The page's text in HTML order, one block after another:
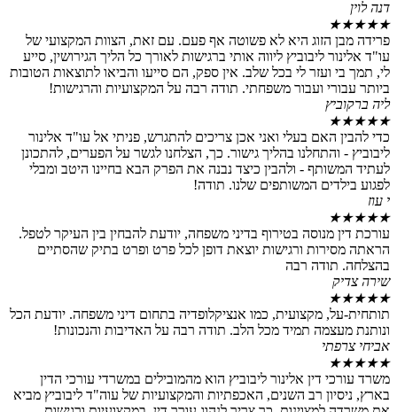
הזוג היא לא פשוטה אף פעם. עם זאת, הצוות המקצועי של
ליבוביץ ליווה אותי ברגישות לאורך כל הליך הגירושין, סייע
ועזר לי בכל שלב. אין ספק, הם סייעו והביאו לתוצאות הטובות
ועבור משפחתי. תודה רבה על המקצועיות והרגישות!
האם בעלי ואני אכן צריכים להתגרש, פניתי אל עו"ד אלינור
בהליך גישור. כך, הצלחנו לגשר על הפערים, להתכונן
- ולהבין כיצד נבנה את הפרק הבא בחיינו היטב ומבלי
המשותפים שלנו. תודה!
מנוסה בטירוף בדיני משפחה, יודעת להבחין בין העיקר לטפל.
ורגישות יוצאת דופן לכל פרט ופרט בתיק שהסתיים
רבה
מקצועית, כמו אנציקלופדיה בתחום דיני משפחה. יודעת הכל
תמיד מכל הלב. תודה רבה על האדיבות והנכונות!
דין אלינור ליבוביץ הוא מהמובילים במשרדי עורכי הדין
רב השנים, האכפתיות והמקצועיות של עוה"ד ליבוביץ מביא